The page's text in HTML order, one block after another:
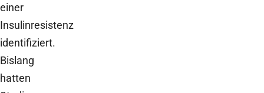
einer
Insulinresistenz
identifiziert.
Bislang
hatten